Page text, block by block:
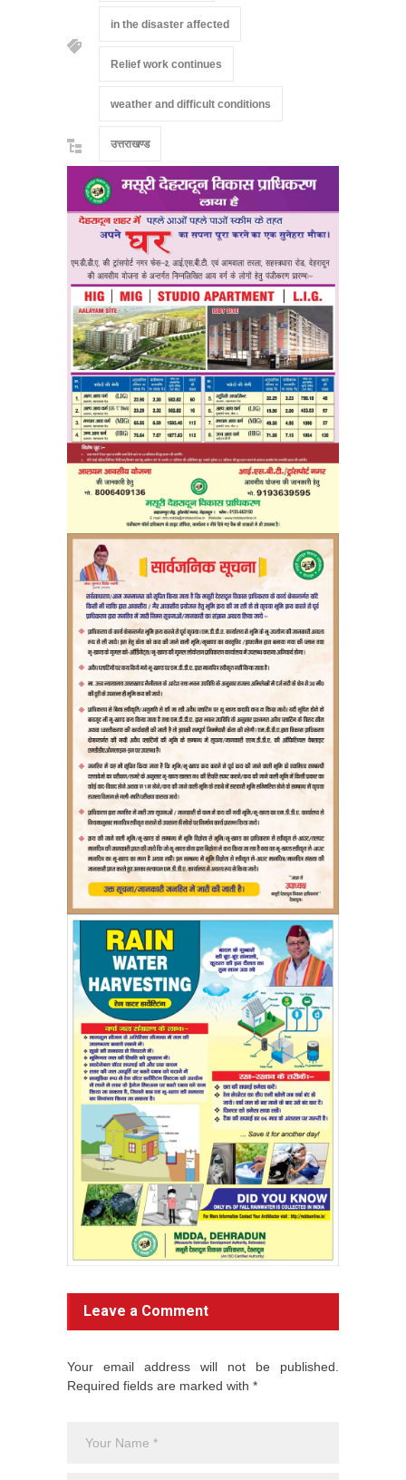
in the disaster affected
Relief work continues
weather and difficult conditions
उत्तराखण्ड
Leave a Comment
Your email address will not be published.
Required fields are marked with *